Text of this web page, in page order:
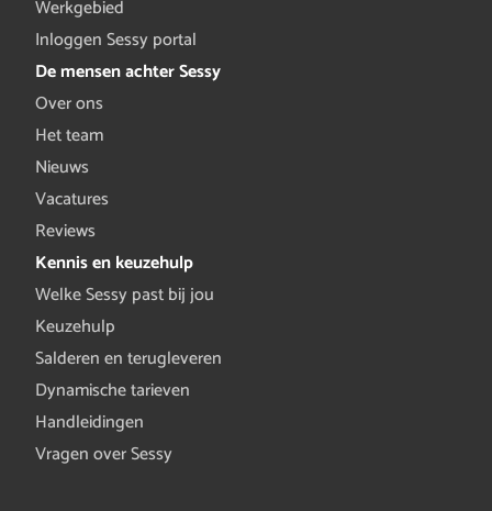
Werkgebied
Inloggen Sessy portal
De mensen achter Sessy
Over ons
Het team
Nieuws
Vacatures
Reviews
Kennis en keuzehulp
Welke Sessy past bij jou
Keuzehulp
Salderen en terugleveren
Dynamische tarieven
Handleidingen
Vragen over Sessy